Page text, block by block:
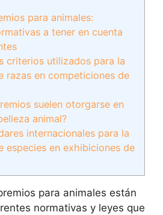
para animales:
a tener en cuenta
criterios utilizados para la
razas en competiciones de
suelen otorgarse en
animal?
internacionales para la
especies en exhibiciones de
para animales están
normativas y leyes que